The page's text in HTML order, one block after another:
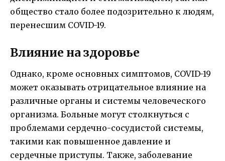
общество стало более подозрительно к людям,
перенесшим COVID-19.
Влияние на здоровье
Однако, кроме основных симптомов, COVID-19
может оказывать отрицательное влияние на
различные органы и системы человеческого
организма. Больные могут столкнуться с
проблемами сердечно-сосудистой системы,
такими как повышенное давление и
сердечные приступы. Также, заболевание